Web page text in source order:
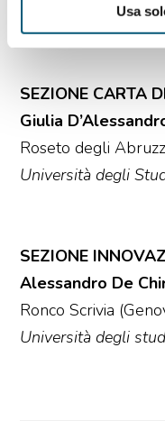
Usa
SEZIONE
Non assegnato
SEZIONE CARTA
Giulia
Roseto degli
Università degli
SEZIONE
Alessandro De
Ronco Scrivia
Università degli